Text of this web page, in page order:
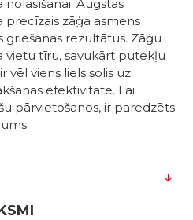
Augstas
zāģa asmens
rezultātus. Zāģu
vietu tīru, savukārt putekļu
vēl viens liels solis uz
efektivitātē. Lai
pārvietošanos, ir paredzēts